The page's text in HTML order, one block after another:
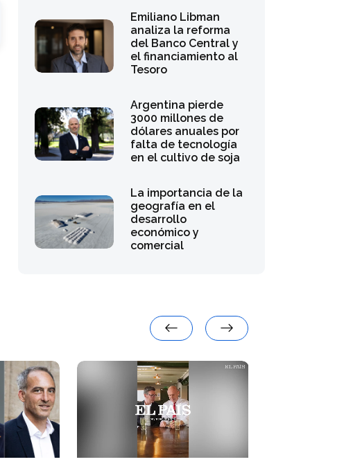
Emiliano Libman
analiza la reforma
del Banco Central y
el financiamiento al
Tesoro
Argentina pierde
3000 millones de
dólares anuales por
falta de tecnología
en el cultivo de soja
La importancia de la
geografía en el
desarrollo
económico y
comercial